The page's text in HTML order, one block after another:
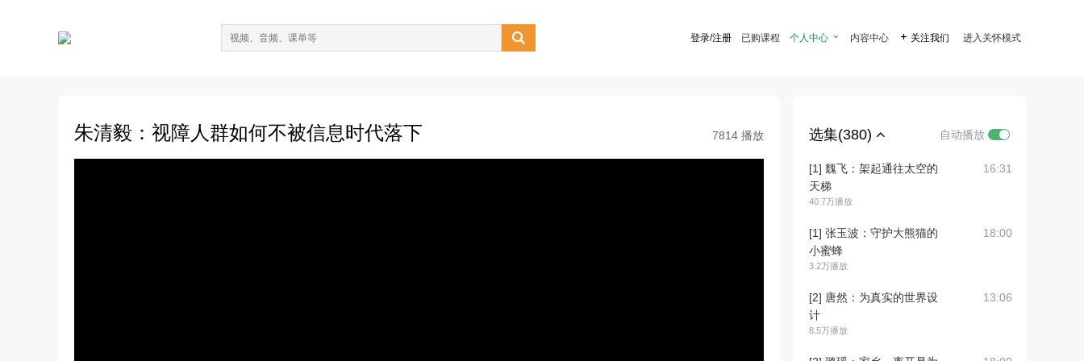
 登录/注册 已购课程 个人中心  内容中心  关注我们 进入关怀模式
朱清毅：视障人群如何不被信息时代落下 7814 播放 选集(380) 自动播放
[1] 魏飞：架起通往太空的
天梯
40.7万播放
16:31
[1] 张玉波：守护大熊猫的
小蜜蜂
3.2万播放
18:00
[2] 唐然：为真实的世界设
计
8.5万播放
13:06